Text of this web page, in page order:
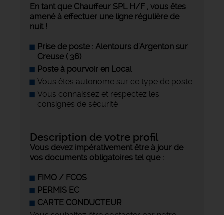
En tant que Chauffeur SPL H/F , vous êtes
amené à effectuer une ligne régulière de
nuit !
Prise de poste : Alentours d'Argenton sur
Creuse ( 36)
Poste à pourvoir en Local
Vous êtes autonome sur ce type de poste
Vous connaissez et respectez les
consignes de sécurité
Description de votre profil
Vous devez impérativement être à jour de
vos documents obligatoires tel que :
FIMO / FCOS
PERMIS EC
CARTE CONDUCTEUR